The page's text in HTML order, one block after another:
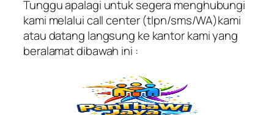
Tunggu apalagi untuk segera menghubungi
kami melalui call center (tlpn/sms/WA)kami
atau datang langsung ke kantor kami yang
beralamat dibawah ini :